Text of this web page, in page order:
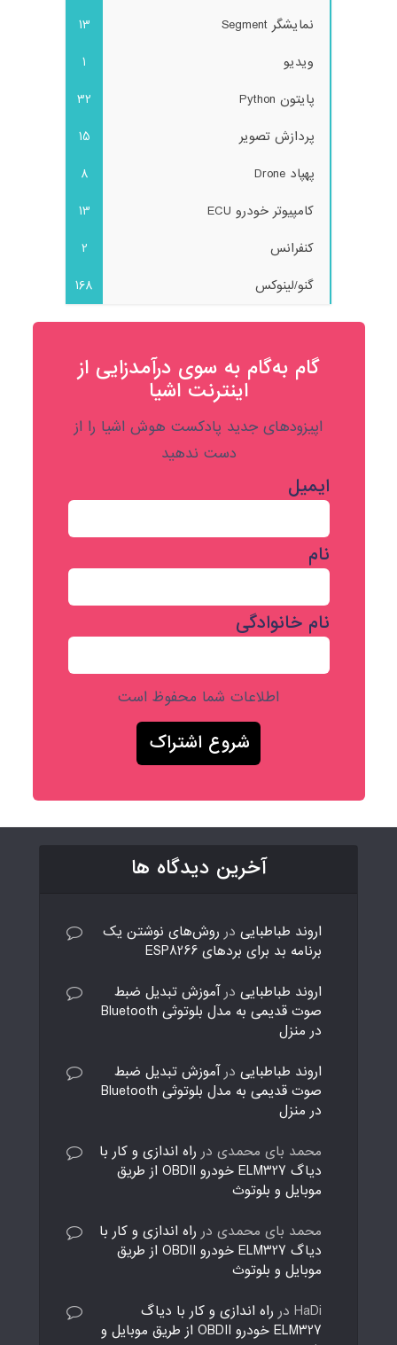
نمایشگر Segment
13
ویدیو
1
پایتون Python
32
پردازش تصویر
15
پهپاد Drone
8
کامپیوتر خودرو ECU
13
کنفرانس
2
گنو/لینوکس
168
گام به‌گام به‌ سوی درآمدزایی از
اینترنت اشیا
اپیزودهای جدید پادکست هوش اشیا را از
دست ندهید
ایمیل
نام
نام خانوادگی
اطلاعات شما محفوظ است
آخرین دیدگاه ها
اروند طباطبایی در روش‌های نوشتن یک
برنامه بد برای بردهای ESP8266
اروند طباطبایی درآموزش تبدیل ضبط
صوت قدیمی به مدل بلوتوثی Bluetooth
در منزل
اروند طباطبایی درآموزش تبدیل ضبط
صوت قدیمی به مدل بلوتوثی Bluetooth
در منزل
محمد بای محمدی در راه اندازی و کار با
دیاگ ELM327 خودرو OBDII از طریق
موبایل و بلوتوث
محمد بای محمدی در راه اندازی و کار با
دیاگ ELM327 خودرو OBDII از طریق
موبایل و بلوتوث
HaDi در راه اندازی و کار با دیاگ
ELM327 خودرو OBDII از طریق موبایل و